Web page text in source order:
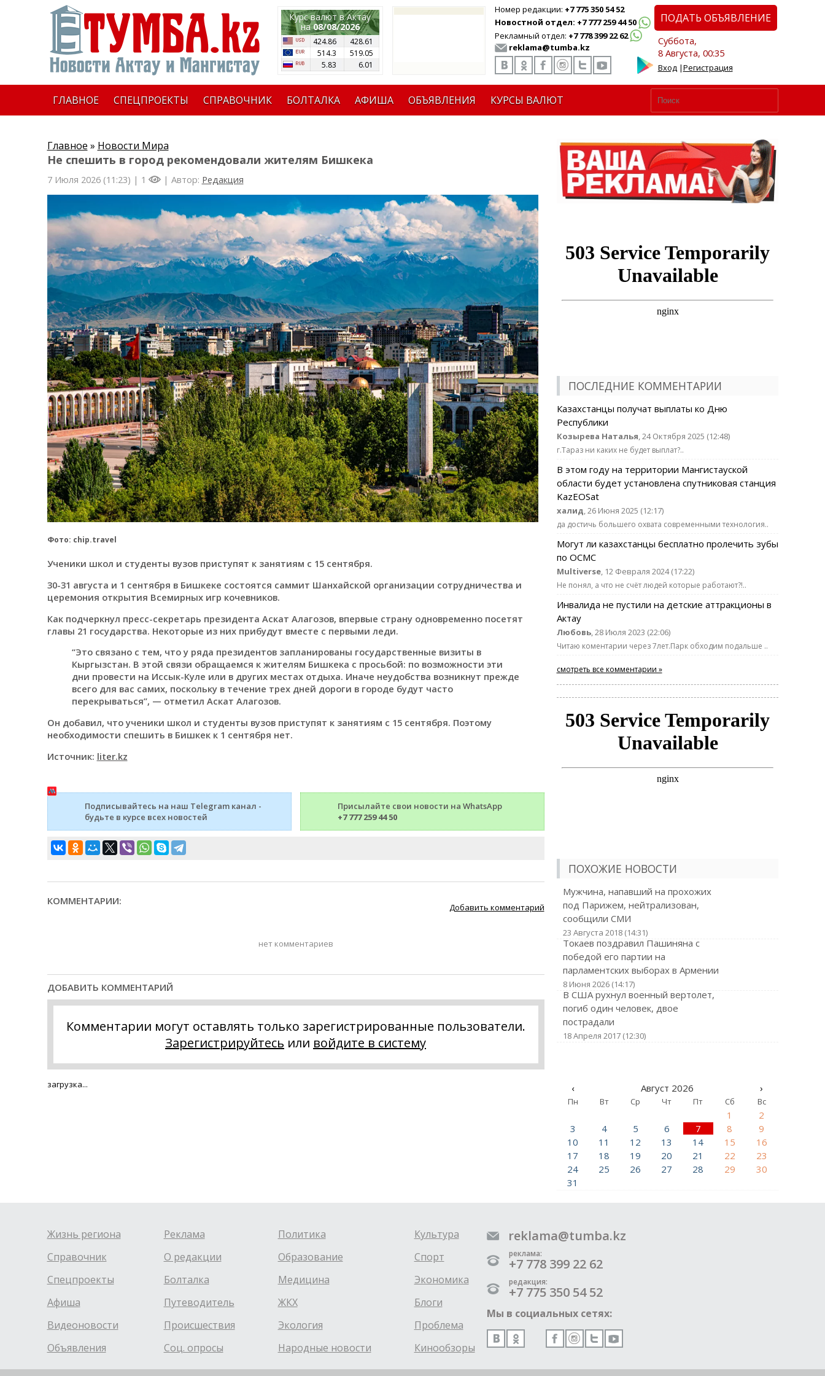
Курс валют в Актау
на08/08/2026
424.86
428.61
514.3
519.05
5.83
6.01
Номер редакции: +7 775 350 54 52
Новостной отдел: +7 777 259 44 50
Рекламный отдел: +7 778 399 22 62
reklama@tumba.kz
ПОДАТЬ ОБЪЯВЛЕНИЕ
Суббота,
8 Августа, 00:35
Вход|Регистрация
ГЛАВНОЕ СПЕЦПРОЕКТЫ СПРАВОЧНИК БОЛТАЛКА АФИША ОБЪЯВЛЕНИЯ КУРСЫ ВАЛЮТ
Главное » Новости Мира
Не спешить в город рекомендовали жителям Бишкека
7 Июля 2026 (11:23) | 1 | Автор: Редакция
Фото: chip.travel
Ученики школ и студенты вузов приступят к занятиям с 15 сентября.
30-31 августа и 1 сентября в Бишкеке состоятся саммит Шанхайской организации сотрудничества и
церемония открытия Всемирных игр кочевников.
Как подчеркнул пресс-секретарь президента Аскат Алагозов, впервые страну одновременно посетят
главы 21 государства. Некоторые из них прибудут вместе с первыми леди.
“Это связано с тем, что у ряда президентов запланированы государственные визиты в
Кыргызстан. В этой связи обращаемся к жителям Бишкека с просьбой: по возможности эти
дни провести на Иссык-Куле или в других местах отдыха. Иначе неудобства возникнут прежде
всего для вас самих, поскольку в течение трех дней дороги в городе будут часто
перекрываться”, — отметил Аскат Алагозов.
Он добавил, что ученики школ и студенты вузов приступят к занятиям с 15 сентября. Поэтому
необходимости спешить в Бишкек к 1 сентября нет.
Источник: liter.kz
Подписывайтесь на наш Telegram канал -
будьте в курсе всех новостей
Присылайте свои новости на WhatsApp
+7 777 259 44 50
КОММЕНТАРИИ:
Добавить комментарий
нет комментариев
ДОБАВИТЬ КОММЕНТАРИЙ
Комментарии могут оставлять только зарегистрированные пользователи.
Зарегистрируйтесь или войдите в систему
загрузка...
ПОСЛЕДНИЕ КОММЕНТАРИИ
Казахстанцы получат выплаты ко Дню
Республики
Козырева Наталья, 24 Октября 2025 (12:48)
г.Тараз ни каких не будет выплат?..
В этом году на территории Мангистауской
области будет установлена спутниковая станция
KazEOSat
халид, 26 Июня 2025 (12:17)
да достичь большего охвата современными технология..
Могут ли казахстанцы бесплатно пролечить зубы
по ОСМС
Multiverse, 12 Февраля 2024 (17:22)
Не понял, а что не счёт людей которые работают?!..
Инвалида не пустили на детские аттракционы в
Актау
Любовь, 28 Июля 2023 (22:06)
Читаю коментарии через 7лет.Парк обходим подальше ..
смотреть все комментарии »
ПОХОЖИЕ НОВОСТИ
Мужчина, напавший на прохожих
под Парижем, нейтрализован,
сообщили СМИ
23 Августа 2018 (14:31)
Токаев поздравил Пашиняна с
победой его партии на
парламентских выборах в Армении
8 Июня 2026 (14:17)
В США рухнул военный вертолет,
погиб один человек, двое
пострадали
18 Апреля 2017 (12:30)
‹ Август 2026 ›
Пн Вт Ср Чт Пт Сб Вс
1
2
3
4 5 6 7 8
9
10
11 12 13 14 15
16
17
18 19 20 21 22
23
24
25 26 27 28 29
30
31
Жизнь региона
Справочник
Спецпроекты
Афиша
Видеоновости
Объявления
Реклама
О редакции
Болталка
Путеводитель
Происшествия
Соц. опросы
Политика
Образование
Медицина
ЖКХ
Экология
Народные новости
Культура
Спорт
Экономика
Блоги
Проблема
Кинообзоры
reklama@tumba.kz
реклама:
+7 778 399 22 62
редакция:
+7 775 350 54 52
Мы в социальных сетях: